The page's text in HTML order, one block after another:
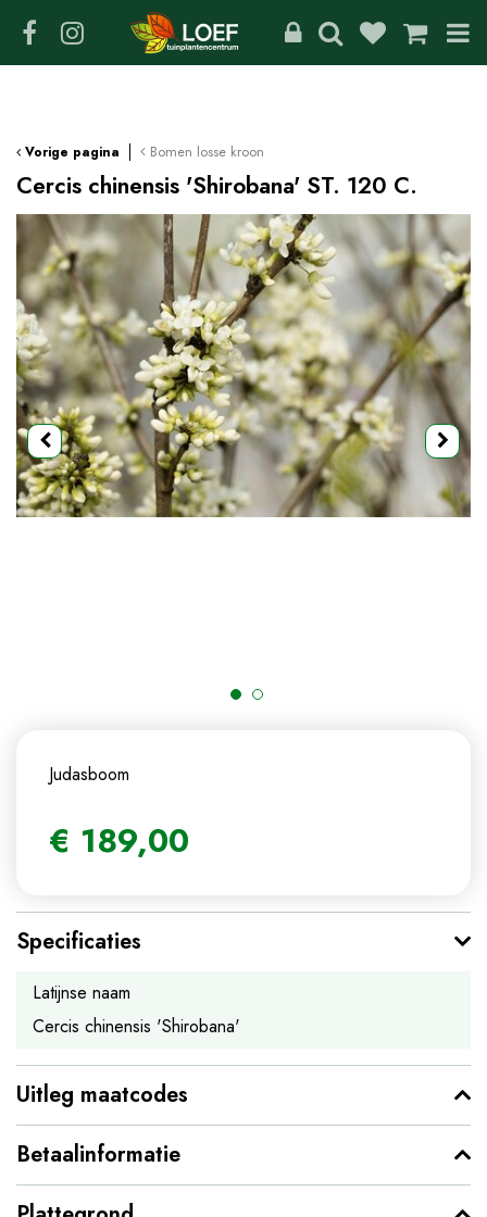
Vorige pagina Bomen losse kroon
Cercis chinensis 'Shirobana' ST. 120 C.
Judasboom
€ 189,00
Specificaties
Latijnse naam
Cercis chinensis 'Shirobana'
Uitleg maatcodes
Betaalinformatie